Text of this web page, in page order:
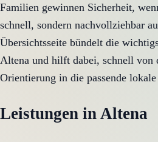
Familien gewinnen Sicherheit,
schnell, sondern nachvollziehbar
Übersichtsseite bündelt die
Altena und hilft dabei, schnell von
Orientierung in die passende
Leistungen in Altena